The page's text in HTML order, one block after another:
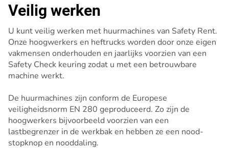
Veilig werken
U kunt veilig werken met huurmachines van Safety Rent.
Onze hoogwerkers en heftrucks worden door onze eigen
vakmensen onderhouden en jaarlijks voorzien van een
Safety Check keuring zodat u met een betrouwbare
machine werkt.
De huurmachines zijn conform de Europese
veiligheidsnorm EN 280 geproduceerd. Zo zijn de
hoogwerkers bijvoorbeeld voorzien van een
lastbegrenzer in de werkbak en hebben ze een nood-
stopknop en nooddaling.